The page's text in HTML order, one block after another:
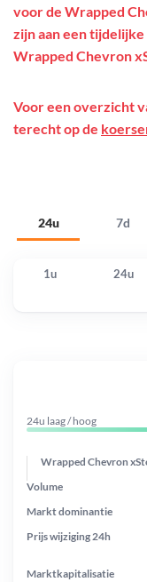
24u 7d
voor de Wrapped
zijn aan een
Wrapped Chevron
Voor een overzicht
terecht op de
1u 24u
24u laag / hoog
Wrapped Chevron
Prijs wijziging 24h
Markt dominantie
Marktkapitalisatie
Volume